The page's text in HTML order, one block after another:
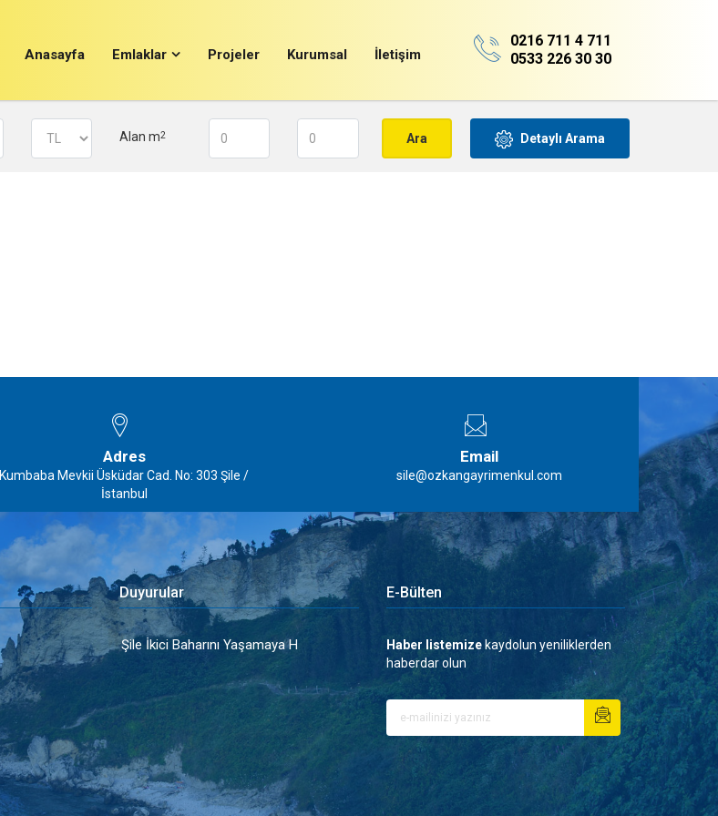
0216 711 4 711
0533 226 30 30
Anasayfa Emlaklar Projeler Kurumsal İletişim
Alan m2 Detaylı Arama
Adres
Kumbaba Mevkii Üsküdar Cad. No: 303 Şile /
İstanbul
Email
sile@ozkangayrimenkul.com
Duyurular
Şile İkici Baharını Yaşamaya H
E-Bülten
Haber listemizekaydolun yeniliklerden
haberdar olun